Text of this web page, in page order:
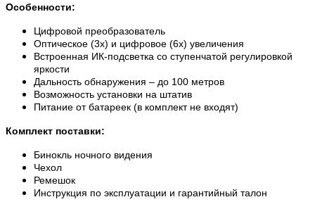
Особенности:
Цифровой преобразователь
Оптическое (3х) и цифровое (6х) увеличения
Встроенная ИК-подсветка со ступенчатой регулировкой
яркости
Дальность обнаружения – до 100 метров
Возможность установки на штатив
Питание от батареек (в комплект не входят)
Комплект поставки:
Бинокль ночного видения
Чехол
Ремешок
Инструкция по эксплуатации и гарантийный талон